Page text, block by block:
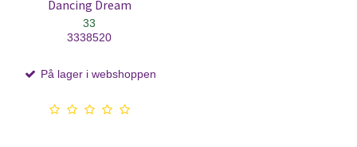
Dancing Dream
33
3338520
På lager i webshoppen